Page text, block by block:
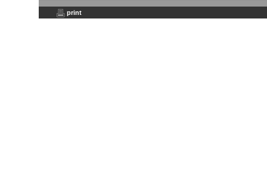
print